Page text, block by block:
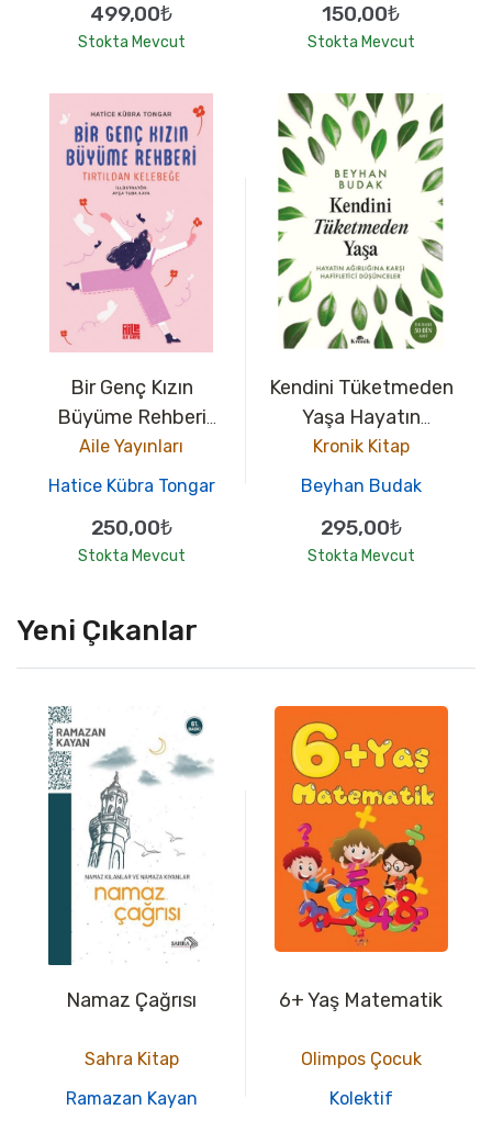
499,00₺
Stokta Mevcut
150,00₺
Stokta Mevcut
Bir Genç Kızın
Büyüme Rehberi
(Tırtıldan Kelebeğe)
Aile Yayınları
Hatice Kübra Tongar
250,00₺
Stokta Mevcut
100
Kendini Tüketmeden
Yaşa Hayatın
Ağırlığına Karşı
Hafifletici
Kronik Kitap
Beyhan Budak
295,00₺
Stokta Mevcut
Yeni Çıkanlar
Namaz Çağrısı
Sahra Kitap
Ramazan Kayan
6+ Yaş Matematik
Olimpos Çocuk
Kolektif